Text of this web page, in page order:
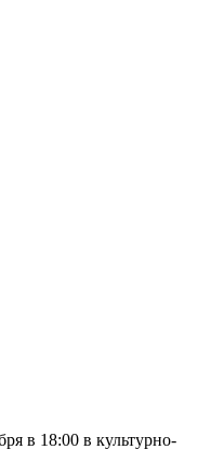
в 18:00 в культурно-